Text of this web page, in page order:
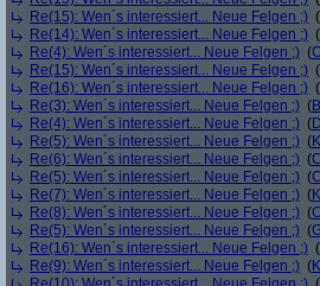
Re(15): Wen´s interessiert... Neue Felgen ;) (
Re(14): Wen´s interessiert... Neue Felgen ;) (
Re(4): Wen´s interessiert... Neue Felgen ;) (
Re(15): Wen´s interessiert... Neue Felgen ;) (
Re(16): Wen´s interessiert... Neue Felgen ;) (
Re(3): Wen´s interessiert... Neue Felgen ;) (
Re(4): Wen´s interessiert... Neue Felgen ;) (
Re(5): Wen´s interessiert... Neue Felgen ;) (
Re(6): Wen´s interessiert... Neue Felgen ;) (
Re(5): Wen´s interessiert... Neue Felgen ;) (
Re(7): Wen´s interessiert... Neue Felgen ;) (
Re(8): Wen´s interessiert... Neue Felgen ;) (
Re(5): Wen´s interessiert... Neue Felgen ;) (
Re(16): Wen´s interessiert... Neue Felgen ;) (
Re(9): Wen´s interessiert... Neue Felgen ;) (